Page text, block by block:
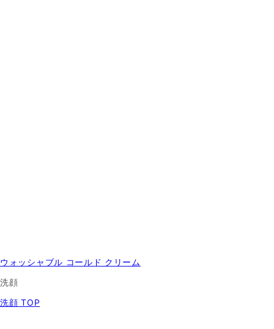
ウォッシャブル コールド クリーム
洗顔
洗顔 TOP